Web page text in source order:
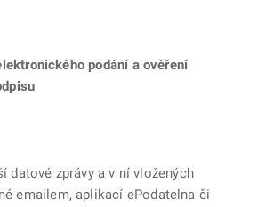
podání a ověření
datové zprávy a v ní vložených
emailem, aplikací ePodatelna či